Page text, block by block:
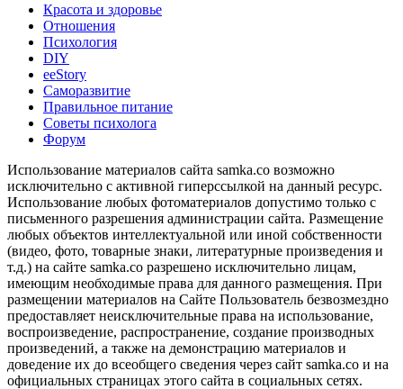
Красота и здоровье
Отношения
Психология
DIY
ееStory
Саморазвитие
Правильное питание
Советы психолога
Форум
Использование материалов сайта samka.co возможно
исключительно с активной гиперссылкой на данный ресурс.
Использование любых фотоматериалов допустимо только с
письменного разрешения администрации сайта. Размещение
любых объектов интеллектуальной или иной собственности
(видео, фото, товарные знаки, литературные произведения и
т.д.) на сайте samka.co разрешено исключительно лицам,
имеющим необходимые права для данного размещения. При
размещении материалов на Сайте Пользователь безвозмездно
предоставляет неисключительные права на использование,
воспроизведение, распространение, создание производных
произведений, а также на демонстрацию материалов и
доведение их до всеобщего сведения через сайт samka.co и на
официальных страницах этого сайта в социальных сетях.